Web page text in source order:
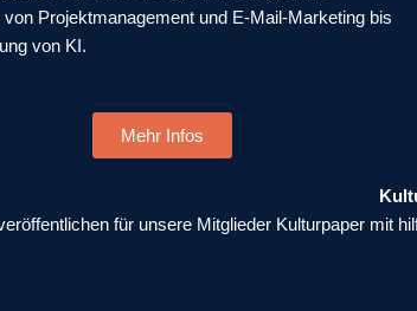
von Projektmanagement und E-Mail-Marketing bis
von KI.
Mehr Infos
für unsere Mitglieder Kulturpaper mit